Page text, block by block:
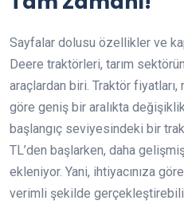
Sayfalar dolusu özellikler ve
Deere traktörleri, tarım
araçlardan biri. Traktör
göre geniş bir aralıkta
başlangıç seviyesindeki bir
TL’den başlarken, daha
ekleniyor. Yani, ihtiyacınıza
verimli şekilde